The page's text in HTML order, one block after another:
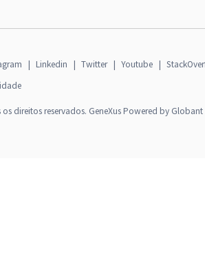
| Linkedin | Twitter | Youtube |
direitos reservados. GeneXus Powered by Globant